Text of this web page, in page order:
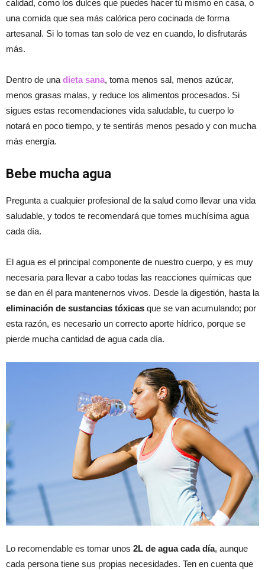
calidad, como los dulces que puedes hacer tú mismo en casa, o
una comida que sea más calórica pero cocinada de forma
artesanal. Si lo tomas tan solo de vez en cuando, lo disfrutarás
más.
Dentro de una dieta sana, toma menos sal, menos azúcar,
menos grasas malas, y reduce los alimentos procesados. Si
sigues estas recomendaciones vida saludable, tu cuerpo lo
notará en poco tiempo, y te sentirás menos pesado y con mucha
más energía.
Bebe mucha agua
Pregunta a cualquier profesional de la salud como llevar una vida
saludable, y todos te recomendará que tomes muchísima agua
cada día.
El agua es el principal componente de nuestro cuerpo, y es muy
necesaria para llevar a cabo todas las reacciones químicas que
se dan en él para mantenernos vivos. Desde la digestión, hasta la
eliminación de sustancias tóxicas que se van acumulando; por
esta razón, es necesario un correcto aporte hídrico, porque se
pierde mucha cantidad de agua cada día.
Lo recomendable es tomar unos 2L de agua cada día, aunque
cada persona tiene sus propias necesidades. Ten en cuenta que